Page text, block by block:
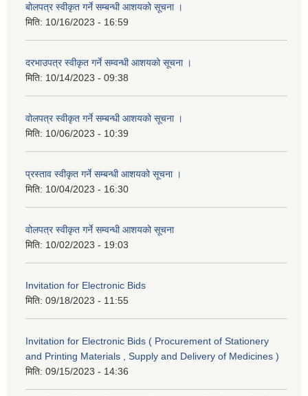
बोलपत्र स्वीकृत गर्ने सम्बन्धी आशयको सूचना ।
मिति: 10/16/2023 - 16:59
दरभाउपत्र स्वीकृत गर्ने सम्वन्धी आशयको सूचना ।
मिति: 10/14/2023 - 09:38
वोलपत्र स्वीकृत गर्ने सम्बन्धी आशयको सूचना ।
मिति: 10/06/2023 - 10:39
प्रस्ताव स्वीकृत गर्ने सम्बन्धी आशयको सूचना ।
मिति: 10/04/2023 - 16:30
वोलपत्र स्वीकृत गर्ने सम्वन्धी आशयको सूचना
मिति: 10/02/2023 - 19:03
Invitation for Electronic Bids
मिति: 09/18/2023 - 11:55
Invitation for Electronic Bids ( Procurement of Stationery
and Printing Materials , Supply and Delivery of Medicines )
मिति: 09/15/2023 - 14:36